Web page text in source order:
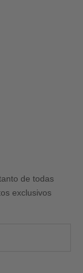
de todas
exclusivos